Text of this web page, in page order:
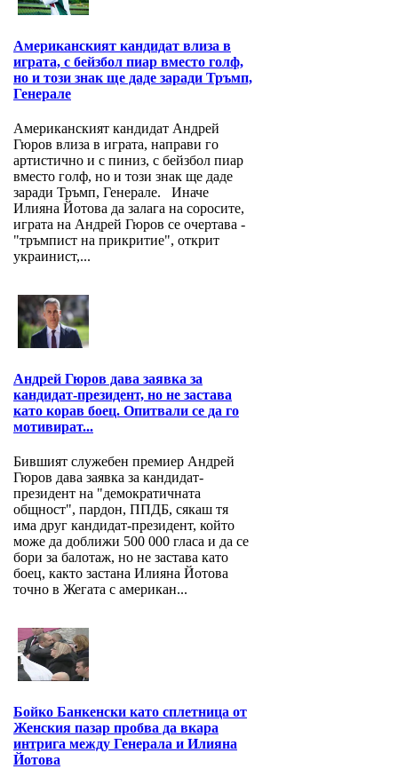
Американският кандидат влиза в
играта, с бейзбол пиар вместо голф,
но и този знак ще даде заради Тръмп,
Генерале
Американският кандидат Андрей
Гюров влиза в играта, направи го
артистично и с пиниз, с бейзбол пиар
вместо голф, но и този знак ще даде
заради Тръмп, Генерале. Иначе
Илияна Йотова да залага на соросите,
играта на Андрей Гюров се очертава -
"тръмпист на прикритие", открит
украинист,...
Андрей Гюров дава заявка за
кандидат-президент, но не застава
като корав боец. Опитвали се да го
мотивират...
Бившият служебен премиер Андрей
Гюров дава заявка за кандидат-
президент на "демократичната
общност", пардон, ППДБ, сякаш тя
има друг кандидат-президент, който
може да доближи 500 000 гласа и да се
бори за балотаж, но не застава като
боец, както застана Илияна Йотова
точно в Жегата с американ...
Бойко Банкенски като сплетница от
Женския пазар пробва да вкара
интрига между Генерала и Илияна
Йотова